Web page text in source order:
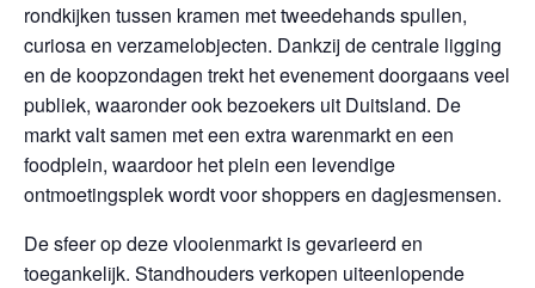
rondkijken tussen kramen met tweedehands spullen,
curiosa en verzamelobjecten. Dankzij de centrale ligging
en de koopzondagen trekt het evenement doorgaans veel
publiek, waaronder ook bezoekers uit Duitsland. De
markt valt samen met een extra warenmarkt en een
foodplein, waardoor het plein een levendige
ontmoetingsplek wordt voor shoppers en dagjesmensen.
De sfeer op deze vlooienmarkt is gevarieerd en
toegankelijk. Standhouders verkopen uiteenlopende